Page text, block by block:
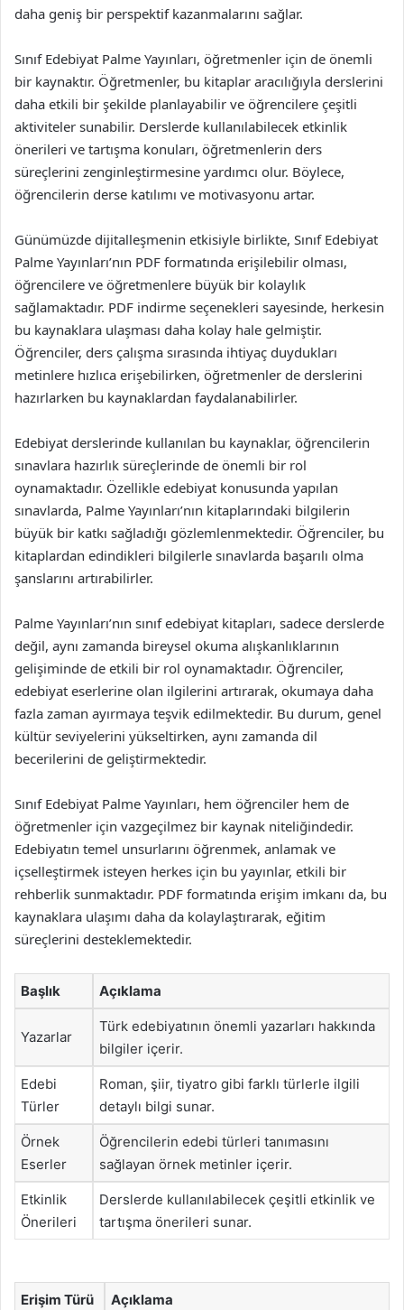
daha geniş bir perspektif kazanmalarını sağlar.
Sınıf Edebiyat Palme Yayınları, öğretmenler için de önemli
bir kaynaktır. Öğretmenler, bu kitaplar aracılığıyla derslerini
daha etkili bir şekilde planlayabilir ve öğrencilere çeşitli
aktiviteler sunabilir. Derslerde kullanılabilecek etkinlik
önerileri ve tartışma konuları, öğretmenlerin ders
süreçlerini zenginleştirmesine yardımcı olur. Böylece,
öğrencilerin derse katılımı ve motivasyonu artar.
Günümüzde dijitalleşmenin etkisiyle birlikte, Sınıf Edebiyat
Palme Yayınları’nın PDF formatında erişilebilir olması,
öğrencilere ve öğretmenlere büyük bir kolaylık
sağlamaktadır. PDF indirme seçenekleri sayesinde, herkesin
bu kaynaklara ulaşması daha kolay hale gelmiştir.
Öğrenciler, ders çalışma sırasında ihtiyaç duydukları
metinlere hızlıca erişebilirken, öğretmenler de derslerini
hazırlarken bu kaynaklardan faydalanabilirler.
Edebiyat derslerinde kullanılan bu kaynaklar, öğrencilerin
sınavlara hazırlık süreçlerinde de önemli bir rol
oynamaktadır. Özellikle edebiyat konusunda yapılan
sınavlarda, Palme Yayınları’nın kitaplarındaki bilgilerin
büyük bir katkı sağladığı gözlemlenmektedir. Öğrenciler, bu
kitaplardan edindikleri bilgilerle sınavlarda başarılı olma
şanslarını artırabilirler.
Palme Yayınları’nın sınıf edebiyat kitapları, sadece derslerde
değil, aynı zamanda bireysel okuma alışkanlıklarının
gelişiminde de etkili bir rol oynamaktadır. Öğrenciler,
edebiyat eserlerine olan ilgilerini artırarak, okumaya daha
fazla zaman ayırmaya teşvik edilmektedir. Bu durum, genel
kültür seviyelerini yükseltirken, aynı zamanda dil
becerilerini de geliştirmektedir.
Sınıf Edebiyat Palme Yayınları, hem öğrenciler hem de
öğretmenler için vazgeçilmez bir kaynak niteliğindedir.
Edebiyatın temel unsurlarını öğrenmek, anlamak ve
içselleştirmek isteyen herkes için bu yayınlar, etkili bir
rehberlik sunmaktadır. PDF formatında erişim imkanı da, bu
kaynaklara ulaşımı daha da kolaylaştırarak, eğitim
süreçlerini desteklemektedir.
Başlık Açıklama
Yazarlar
Türk edebiyatının önemli yazarları hakkında
bilgiler içerir.
Edebi
Türler
Roman, şiir, tiyatro gibi farklı türlerle ilgili
detaylı bilgi sunar.
Örnek
Eserler
Öğrencilerin edebi türleri tanımasını
sağlayan örnek metinler içerir.
Etkinlik
Önerileri
Derslerde kullanılabilecek çeşitli etkinlik ve
tartışma önerileri sunar.
Erişim Türü Açıklama